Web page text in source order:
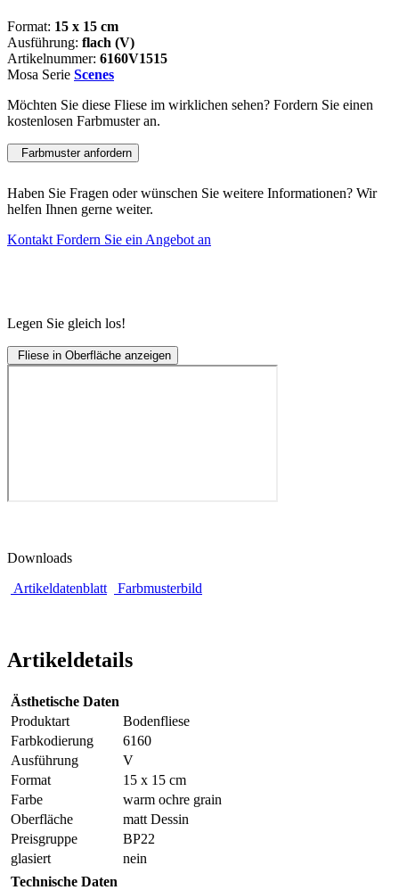
Format: 15 x 15 cm
Ausführung: flach (V)
Artikelnummer: 6160V1515
Mosa Serie Scenes
Möchten Sie diese Fliese im wirklichen sehen? Fordern Sie einen
kostenlosen Farbmuster an.
Farbmuster anfordern
Haben Sie Fragen oder wünschen Sie weitere Informationen? Wir
helfen Ihnen gerne weiter.
Kontakt Fordern Sie ein Angebot an
Legen Sie gleich los!
Fliese in Oberfläche anzeigen
Downloads
Artikeldatenblatt
Farbmusterbild
Artikeldetails
Ästhetische Daten
Produktart
Bodenfliese
Farbkodierung
6160
Ausführung
V
Format
15 x 15 cm
Farbe
warm ochre grain
Oberfläche
matt Dessin
Preisgruppe
BP22
glasiert
nein
Technische Daten